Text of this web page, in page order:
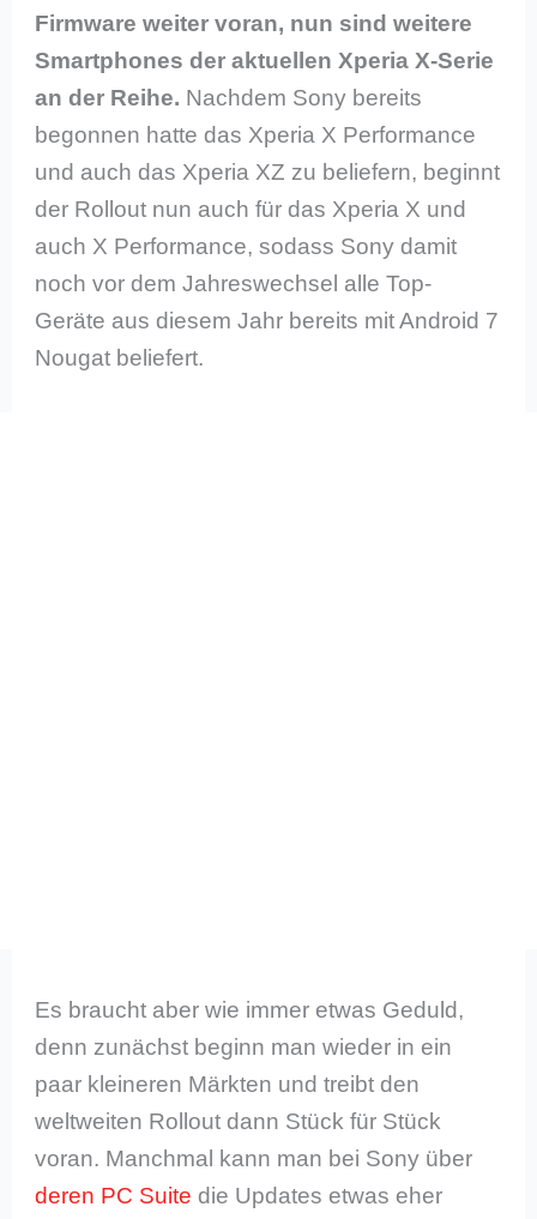
Firmware weiter voran, nun sind weitere
Smartphones der aktuellen Xperia X-Serie
an der Reihe. Nachdem Sony bereits
begonnen hatte das Xperia X Performance
und auch das Xperia XZ zu beliefern, beginnt
der Rollout nun auch für das Xperia X und
auch X Performance, sodass Sony damit
noch vor dem Jahreswechsel alle Top-
Geräte aus diesem Jahr bereits mit Android 7
Nougat beliefert.
Es braucht aber wie immer etwas Geduld,
denn zunächst beginn man wieder in ein
paar kleineren Märkten und treibt den
weltweiten Rollout dann Stück für Stück
voran. Manchmal kann man bei Sony über
deren PC Suite die Updates etwas eher